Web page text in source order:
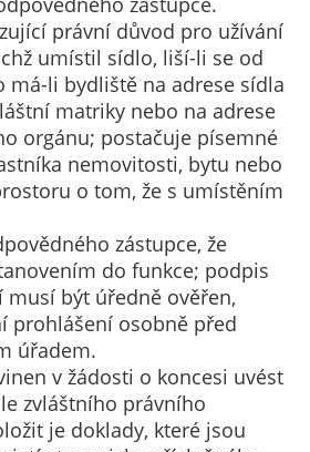
právní důvod pro užívání
umístil sídlo, liší-li se od
má-li bydliště na adrese sídla
matriky nebo na adrese
orgánu; postačuje písemné
nemovitosti, bytu nebo
o tom, že s umístěním
zástupce, že
do funkce; podpis
musí být úředně ověřen,
prohlášení osobně před
úřadem.
v žádosti o koncesi uvést
zvláštního právního
je doklady, které jsou